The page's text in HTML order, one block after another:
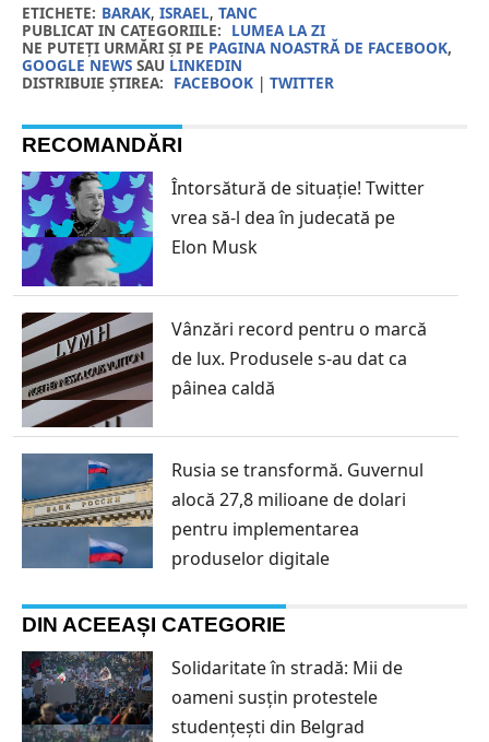
ETICHETE: BARAK, ISRAEL, TANC
PUBLICAT IN CATEGORIILE: LUMEA LA ZI
NE PUTEȚI URMĂRI ȘI PE PAGINA NOASTRĂ DE FACEBOOK,
GOOGLE NEWSSAU LINKEDIN
DISTRIBUIE ȘTIREA: FACEBOOK| TWITTER
RECOMANDĂRI
Întorsătură de situație! Twitter
vrea să-l dea în judecată pe
Elon Musk
Vânzări record pentru o marcă
de lux. Produsele s-au dat ca
pâinea caldă
Rusia se transformă. Guvernul
alocă 27,8 milioane de dolari
pentru implementarea
produselor digitale
DIN ACEEAȘI CATEGORIE
Solidaritate în stradă: Mii de
oameni susțin protestele
studențești din Belgrad